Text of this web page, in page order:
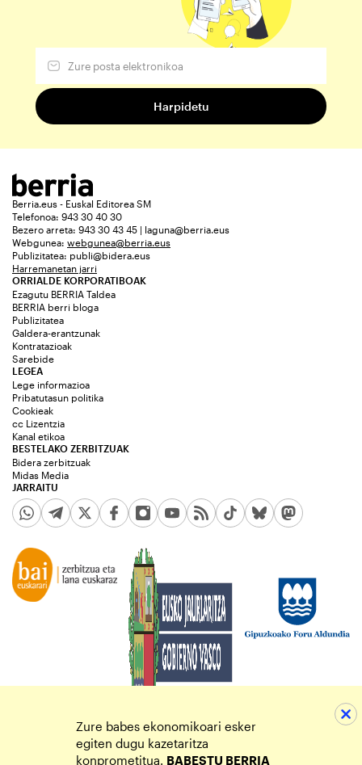
Berria.eus - Euskal Editorea SM
Telefonoa: 943 30 40 30
Bezero arreta: 943 30 43 45 | laguna@berria.eus
Webgunea: webgunea@berria.eus
Publizitatea: publi@bidera.eus
Harremanetan jarri
ORRIALDE KORPORATIBOAK
Ezagutu BERRIA Taldea
BERRIA berri bloga
Publizitatea
Galdera-erantzunak
Kontratazioak
Sarebide
JARRAITU
LEGEA
Lege informazioa
Pribatutasun politika
Cookieak
cc Lizentzia
Kanal etikoa
BESTELAKO ZERBITZUAK
Bidera zerbitzuak
Midas Media
Zure babes ekonomikoari esker
egiten dugu kazetaritza
konprometitua. BABESTU BERRIA